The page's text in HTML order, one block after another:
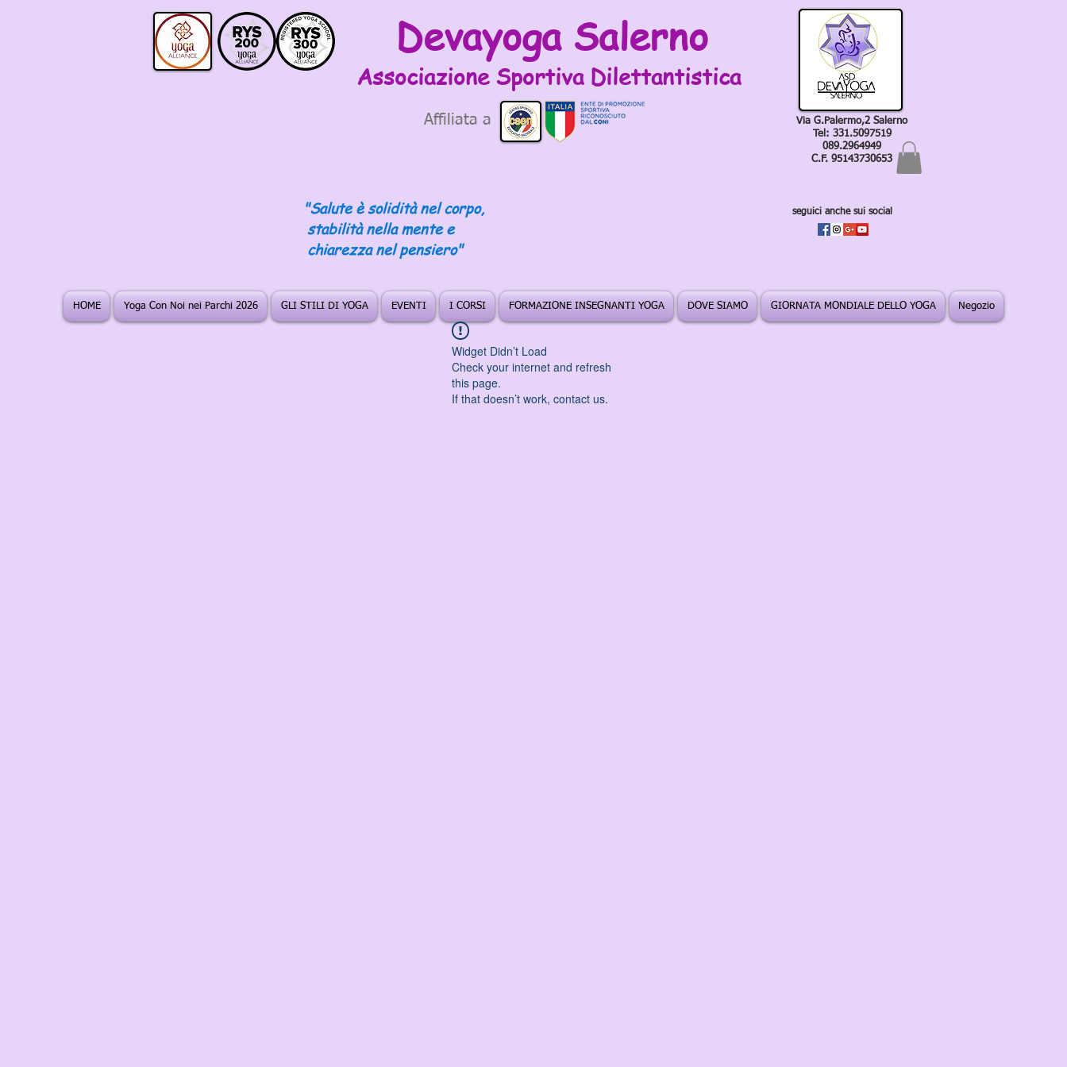
Devayoga Salerno
Associazione Sportiva Dilettantistica
Affiliata a
"Salute è solidità nel corpo,
stabilità nella mente e
chiarezza nel pensiero"
Via G.Palermo,2 Salerno
Tel: 331.5097519
089.2964949
C.F. 95143730653
seguici anche sui social
HOME Yoga Con Noi nei Parchi 2026 GLI STILI DI YOGA EVENTI I CORSI FORMAZIONE INSEGNANTI YOGA DOVE SIAMO GIORNATA MONDIALE DELLO YOGA Negozio
Widget Didn’t Load
Check your internet and refresh
this page.
If that doesn’t work, contact us.